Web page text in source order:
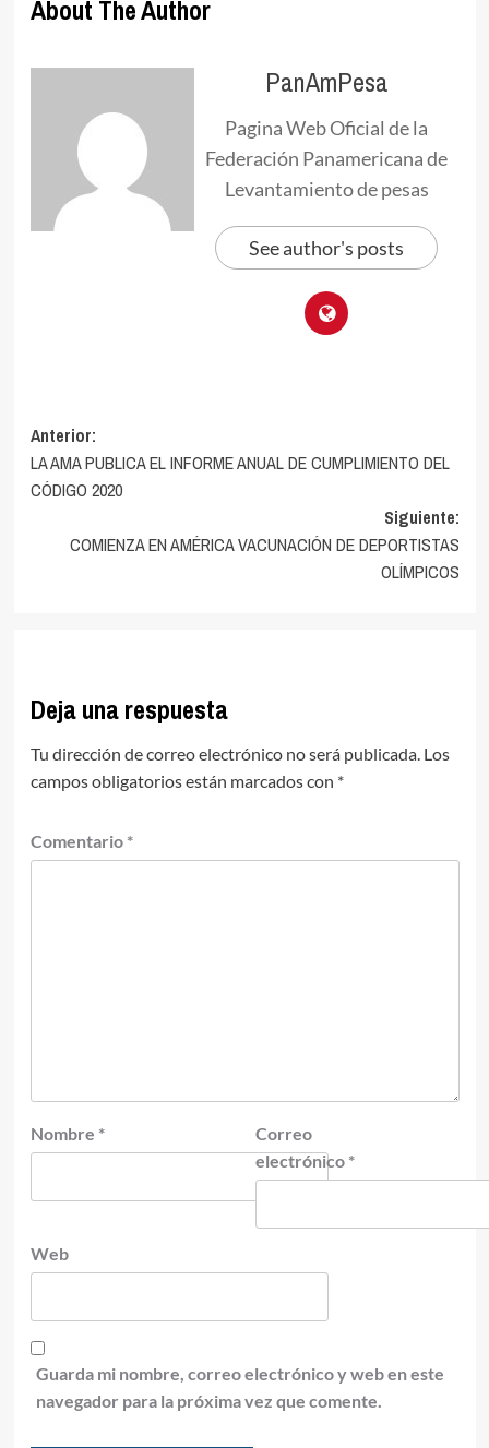
About The Author
PanAmPesa
Pagina Web Oficial de la
Federación Panamericana de
Levantamiento de pesas
See author's posts
Navegación
de
entradas
Anterior:
LA AMA PUBLICA EL INFORME ANUAL DE CUMPLIMIENTO DEL
CÓDIGO 2020
Siguiente:
COMIENZA EN AMÉRICA VACUNACIÓN DE DEPORTISTAS
OLÍMPICOS
Deja una respuesta
Tu dirección de correo electrónico no será publicada. Los
campos obligatorios están marcados con *
Comentario *
Nombre *
Correo
electrónico *
Web
Guarda mi nombre, correo electrónico y web en este
navegador para la próxima vez que comente.